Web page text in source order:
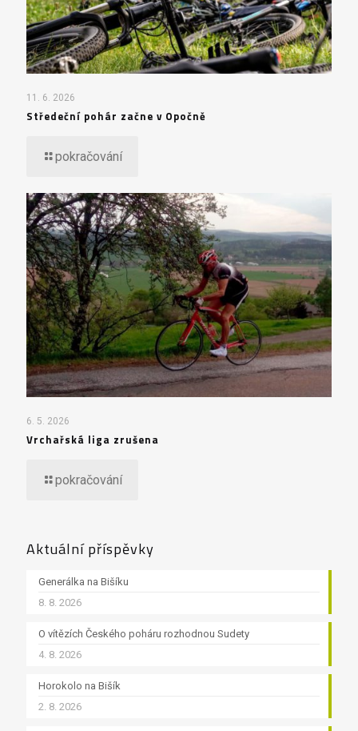
11. 6. 2026
Středeční pohár začne v Opočně
pokračování
6. 5. 2026
Vrchařská liga zrušena
pokračování
Aktuální příspěvky
Generálka na Bišíku
8. 8. 2026
O vítězích Českého poháru rozhodnou Sudety
4. 8. 2026
Horokolo na Bišík
2. 8. 2026